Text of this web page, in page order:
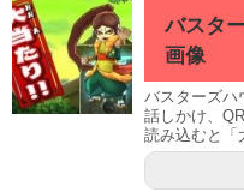
バスタ
画像
バスターズハ
話しかけ、
読み込むと「